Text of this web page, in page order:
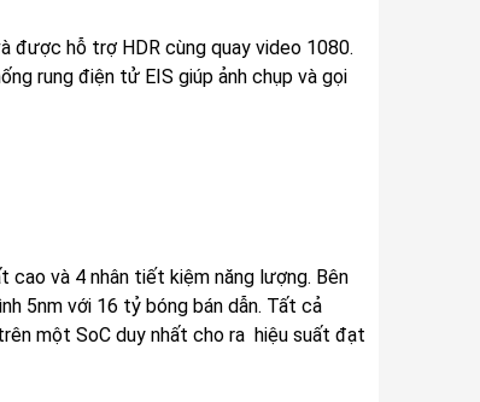
được hỗ trợ HDR cùng quay video 1080.
rung điện tử EIS giúp ảnh chụp và gọi
cao và 4 nhân tiết kiệm năng lượng. Bên
5nm với 16 tỷ bóng bán dẫn. Tất cả
một SoC duy nhất cho ra hiệu suất đạt